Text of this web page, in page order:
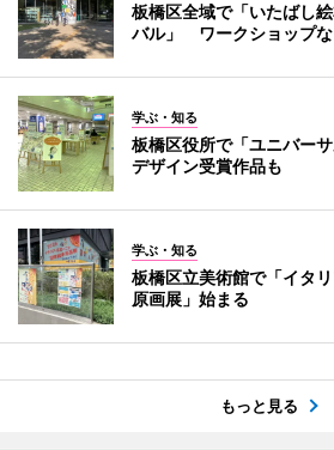
板橋区全域で「いたばし
バル」 ワークショップ
学ぶ・知る
板橋区役所で「ユニバー
デザイン受賞作品も
学ぶ・知る
板橋区立美術館で「イタ
原画展」始まる
もっと見る